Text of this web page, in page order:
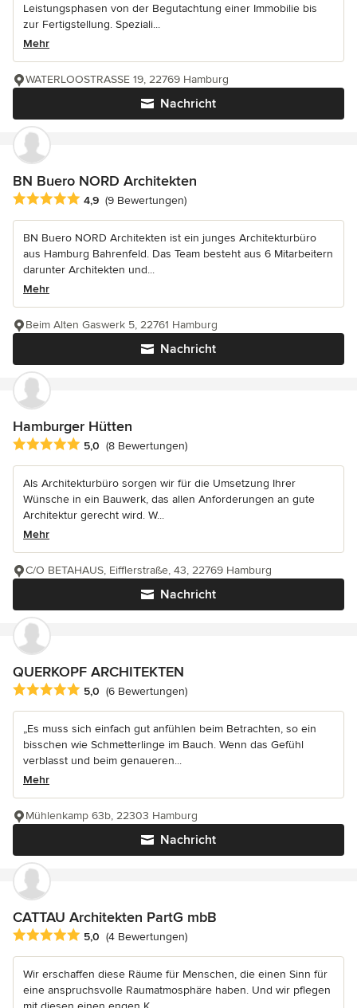
Leistungsphasen von der Begutachtung einer Immobilie bis
zur Fertigstellung. Speziali...
Mehr
Nachricht
WATERLOOSTRASSE 19, 22769 Hamburg
BN Buero NORD Architekten
Durchschnittliche Bewertung: 4.9 von 5 Sternen
4,9 (9 Bewertungen)
BN Buero NORD Architekten ist ein junges Architekturbüro
aus Hamburg Bahrenfeld. Das Team besteht aus 6 Mitarbeitern
darunter Architekten und...
Mehr
Nachricht
Beim Alten Gaswerk 5, 22761 Hamburg
Hamburger Hütten
Durchschnittliche Bewertung: 5 von 5 Sternen
5,0 (8 Bewertungen)
Als Architekturbüro sorgen wir für die Umsetzung Ihrer
Wünsche in ein Bauwerk, das allen Anforderungen an gute
Architektur gerecht wird. W...
Mehr
Nachricht
C/O BETAHAUS, Eifflerstraße, 43, 22769 Hamburg
QUERKOPF ARCHITEKTEN
Durchschnittliche Bewertung: 5 von 5 Sternen
5,0 (6 Bewertungen)
„Es muss sich einfach gut anfühlen beim Betrachten, so ein
bisschen wie Schmetterlinge im Bauch. Wenn das Gefühl
verblasst und beim genaueren...
Mehr
Nachricht
Mühlenkamp 63b, 22303 Hamburg
CATTAU Architekten PartG mbB
Durchschnittliche Bewertung: 5 von 5 Sternen
5,0 (4 Bewertungen)
Wir erschaffen diese Räume für Menschen, die einen Sinn für
eine anspruchsvolle Raumatmosphäre haben. Und wir pflegen